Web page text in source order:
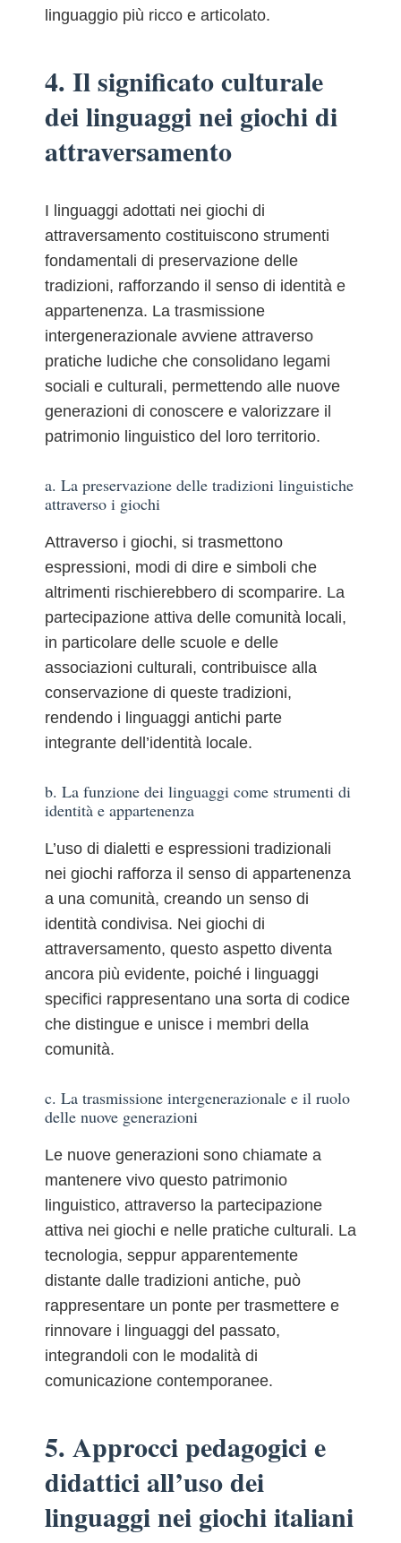
linguaggio più ricco e articolato.
4. Il significato culturale
dei linguaggi nei giochi di
attraversamento
I linguaggi adottati nei giochi di
attraversamento costituiscono strumenti
fondamentali di preservazione delle
tradizioni, rafforzando il senso di identità e
appartenenza. La trasmissione
intergenerazionale avviene attraverso
pratiche ludiche che consolidano legami
sociali e culturali, permettendo alle nuove
generazioni di conoscere e valorizzare il
patrimonio linguistico del loro territorio.
a. La preservazione delle tradizioni linguistiche
attraverso i giochi
Attraverso i giochi, si trasmettono
espressioni, modi di dire e simboli che
altrimenti rischierebbero di scomparire. La
partecipazione attiva delle comunità locali,
in particolare delle scuole e delle
associazioni culturali, contribuisce alla
conservazione di queste tradizioni,
rendendo i linguaggi antichi parte
integrante dell’identità locale.
b. La funzione dei linguaggi come strumenti di
identità e appartenenza
L’uso di dialetti e espressioni tradizionali
nei giochi rafforza il senso di appartenenza
a una comunità, creando un senso di
identità condivisa. Nei giochi di
attraversamento, questo aspetto diventa
ancora più evidente, poiché i linguaggi
specifici rappresentano una sorta di codice
che distingue e unisce i membri della
comunità.
c. La trasmissione intergenerazionale e il ruolo
delle nuove generazioni
Le nuove generazioni sono chiamate a
mantenere vivo questo patrimonio
linguistico, attraverso la partecipazione
attiva nei giochi e nelle pratiche culturali. La
tecnologia, seppur apparentemente
distante dalle tradizioni antiche, può
rappresentare un ponte per trasmettere e
rinnovare i linguaggi del passato,
integrandoli con le modalità di
comunicazione contemporanee.
5. Approcci pedagogici e
didattici all’uso dei
linguaggi nei giochi italiani